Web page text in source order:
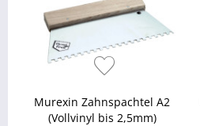
Murexin Zahnspachtel A2
(Vollvinyl bis 2,5mm)